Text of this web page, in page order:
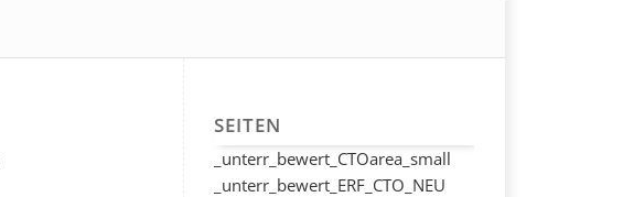
SEITEN
_unterr_bewert_CTOarea_small
_unterr_bewert_ERF_CTO_NEU